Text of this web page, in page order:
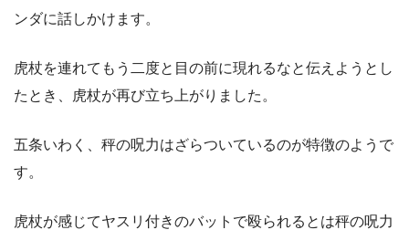
ンダに話しかけます。
虎杖を連れてもう二度と目の前に現れるなと伝えようとし
たとき、虎杖が再び立ち上がりました。
五条いわく、秤の呪力はざらついているのが特徴のようで
す。
虎杖が感じてヤスリ付きのバットで殴られるとは秤の呪力